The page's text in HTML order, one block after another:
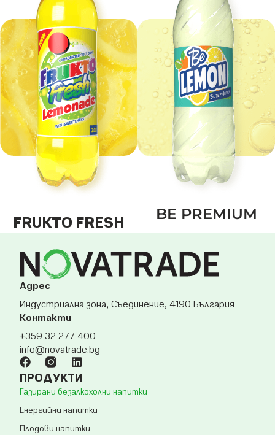
FRUKTO FRESH BE PREMIUM
Адрес
Индустриална зона, Съединение, 4190 България
Контакти
+359 32 277 400
info@novatrade.bg
ПРОДУКТИ
Газирани безалкохолни напитки
Енергийни напитки
Плодови напитки